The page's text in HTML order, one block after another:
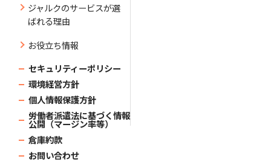
ジャルクのサービスが選
ばれる理由
お役立ち情報
セキュリティーポリシー
環境経営方針
個人情報保護方針
労働者派遣法に基づく情報
公開（マージン率等）
倉庫約款
お問い合わせ